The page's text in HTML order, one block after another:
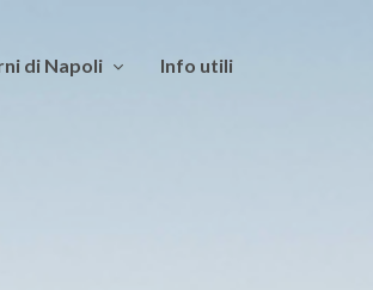
di Napoli Info utili